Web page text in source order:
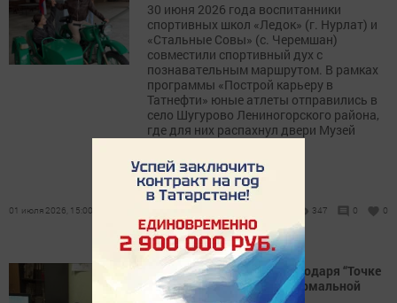
30 июня 2026 года воспитанники
спортивных школ «Ледок» (г. Нурлат) и
«Стальные Совы» (с. Черемшан)
совместили спортивный дух с
познавательным маршрутом. В рамках
программы «Построй карьеру в
Татнефти» юные атлеты отправились в
село Шугурово Лениногорского района,
где для них распахнул двери Музей
01 июля 2026, 15:00 347 0 0
Жительница Нурлата благодаря “Точке
трезвости” вернулась к нормальной